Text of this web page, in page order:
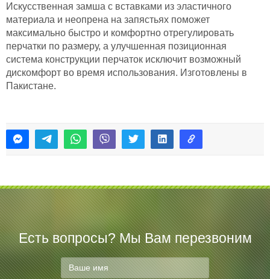
Искусственная замша с вставками из эластичного
материала и неопрена на запястьях поможет
максимально быстро и комфортно отрегулировать
перчатки по размеру, а улучшенная позиционная
система конструкции перчаток исключит возможный
дискомфорт во время использования. Изготовлены в
Пакистане.
Есть вопросы? Мы Вам перезвоним